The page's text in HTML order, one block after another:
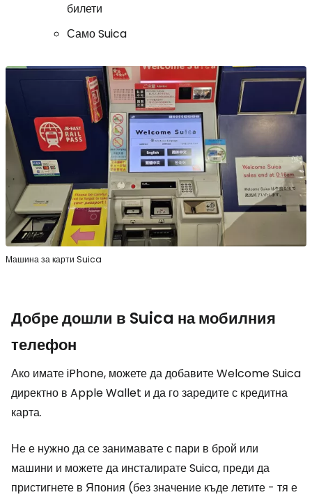
билети
Само Suica
Машина за карти Suica
Добре дошли в Suica на мобилния
телефон
Ако имате iPhone, можете да добавите Welcome Suica
директно в Apple Wallet и да го заредите с кредитна
карта.
Не е нужно да се занимавате с пари в брой или
машини и можете да инсталирате Suica, преди да
пристигнете в Япония (без значение къде летите - тя е